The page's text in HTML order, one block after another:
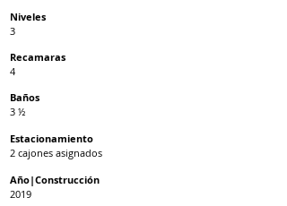
Niveles
3
Recamaras
4
Baños
3 ½
Estacionamiento
2 cajones asignados
Año|Construcción
2019